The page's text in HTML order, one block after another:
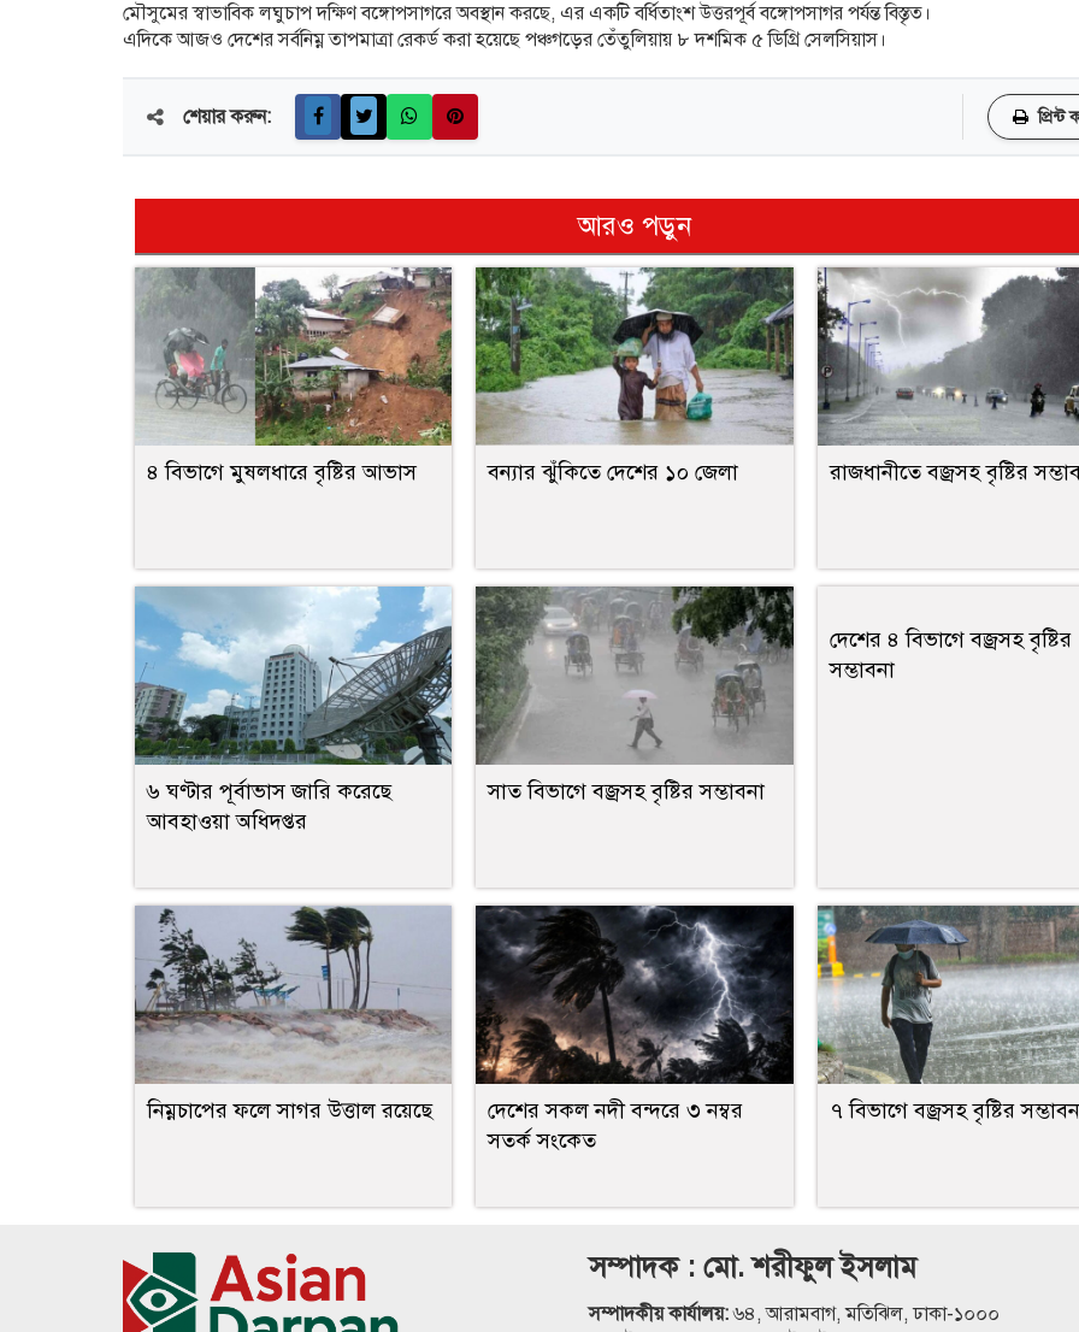
মৌসুমের স্বাভাবিক লঘুচাপ দক্ষিণ বঙ্গোপসাগরে অবস্থান করছে, এর একটি বর্ধিতাংশ উত্তরপূর্ব বঙ্গোপসাগর পর্যন্ত বিস্তৃত।
এদিকে আজও দেশের সর্বনিম্ন তাপমাত্রা রেকর্ড করা হয়েছে পঞ্চগড়ের তেঁতুলিয়ায় ৮ দশমিক ৫ ডিগ্রি সেলসিয়াস।
শেয়ার করুন:
আরও পড়ুন
৪ বিভাগে মুষলধারে বৃষ্টির আভাস বন্যার ঝুঁকিতে দেশের ১০ জেলা রাজধানীতে বজ্রসহ বৃষ্টির
৬ ঘণ্টার পূর্বাভাস জারি করেছে
আবহাওয়া অধিদপ্তর
সাত বিভাগে বজ্রসহ বৃষ্টির সম্ভাবনা
দেশের ৪ বিভাগে বজ্রসহ বৃষ্টির
সম্ভাবনা
নিম্নচাপের ফলে সাগর উত্তাল রয়েছে
দেশের সকল নদী বন্দরে ৩ নম্বর
সতর্ক সংকেত
৭ বিভাগে বজ্রসহ বৃষ্টির
সম্পাদক : মো. শরীফুল ইসলাম
সম্পাদকীয় কার্যালয়:৬৪, আরামবাগ, মতিঝিল, ঢাকা-১০০০